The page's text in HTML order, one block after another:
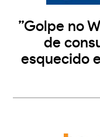
”Golpe no
de
esquecido